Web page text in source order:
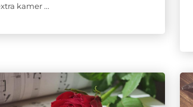
kamer ...